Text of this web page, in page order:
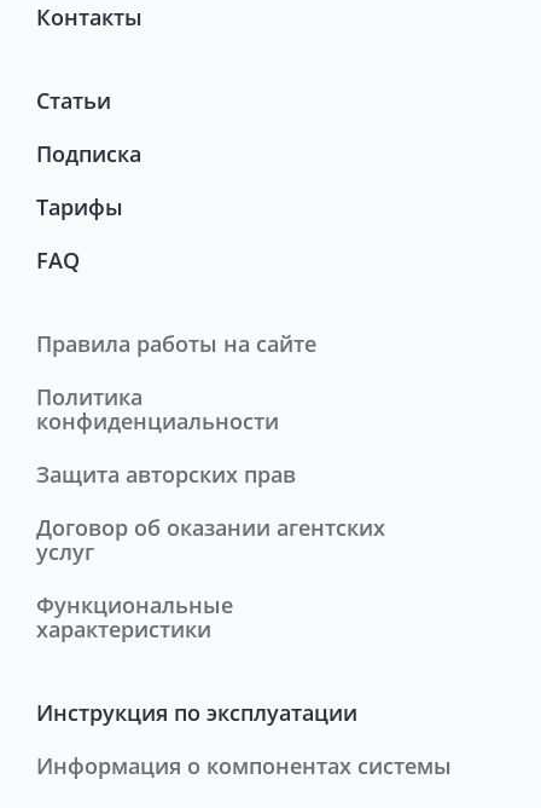
Контакты
Статьи
Подписка
Тарифы
FAQ
Правила работы на сайте
Политика
конфиденциальности
Защита авторских прав
Договор об оказании агентских
услуг
Функциональные
характеристики
Инструкция по эксплуатации
Информация о компонентах системы